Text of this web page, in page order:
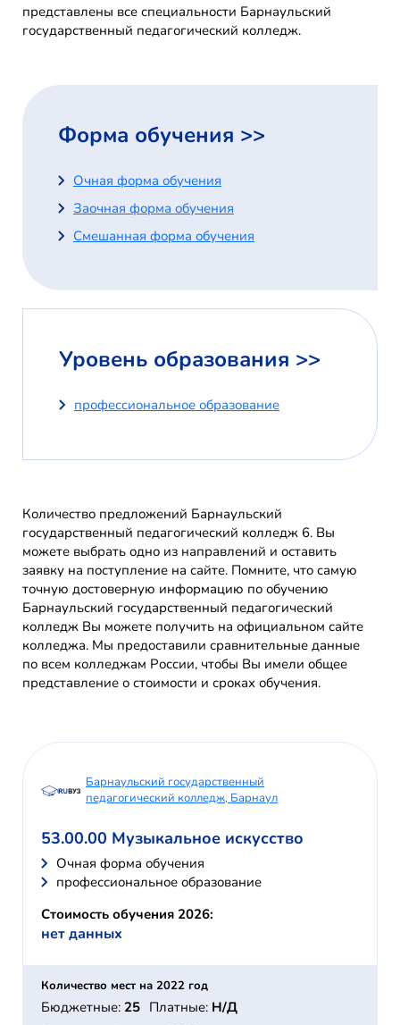
представлены все специальности Барнаульский
государственный педагогический колледж.
Форма обучения >>
Очная форма обучения
Заочная форма обучения
Смешанная форма обучения
Уровень образования >>
профессиональное образование
Количество предложений Барнаульский
государственный педагогический колледж 6. Вы
можете выбрать одно из направлений и оставить
заявку на поступление на сайте. Помните, что самую
точную достоверную информацию по обучению
Барнаульский государственный педагогический
колледж Вы можете получить на официальном сайте
колледжа. Мы предоставили сравнительные данные
по всем колледжам России, чтобы Вы имели общее
представление о стоимости и сроках обучения.
Барнаульский государственный
педагогический колледж, Барнаул
53.00.00 Музыкальное искусство
Очная форма обучения
профессиональное образование
Стоимость обучения 2026:
нет данных
Количество мест на 2022 год
Бюджетные: 25 Платные: Н/Д